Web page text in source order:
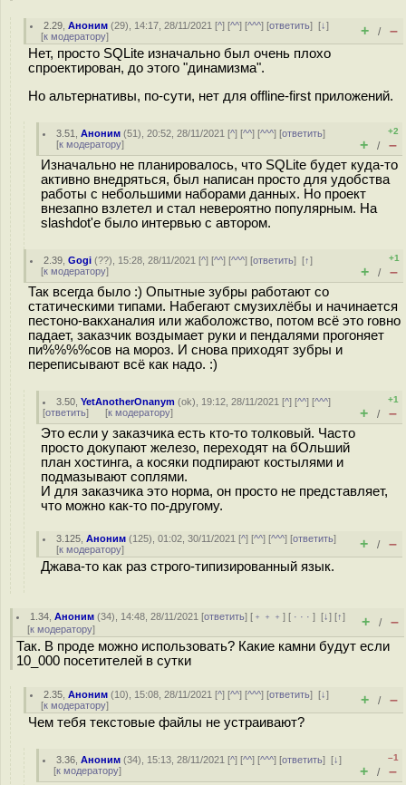
2.29 ,Аноним (29), 14:17, 28/11/2021 [^] [^^] [^^^] [ответить][↓]
[к модератору] + / –
Нет, просто SQLite изначально был очень плохо
спроектирован, до этого "динамизма".
Но альтернативы, по-сути, нет для offline-first приложений.
3.51 ,Аноним (51), 20:52, 28/11/2021 [^] [^^] [^^^] [ответить]
[к модератору]
+2
+ / –
Изначально не планировалось, что SQLite будет куда-то
активно внедряться, был написан просто для удобства
работы с небольшими наборами данных. Но проект
внезапно взлетел и стал невероятно популярным. На
slashdot'е было интервью с автором.
2.39 ,Gogi (??), 15:28, 28/11/2021 [^] [^^] [^^^] [ответить][↑]
[к модератору]
+1
+ / –
Так всегда было :) Опытные зубры работают со
статическими типами. Набегают смузихлёбы и начинается
пестоно-вакханалия или жаболожство, потом всё это rовно
падает, заказчик воздымает руки и пендалями прогоняет
пи%%%%сов на мороз. И снова приходят зубры и
переписывают всё как надо. :)
3.50 ,YetAnotherOnanym (ok), 19:12, 28/11/2021 [^] [^^] [^^^]
[ответить] [к модератору]
+1
+ / –
Это если у заказчика есть кто-то толковый. Часто
просто докупают железо, переходят на бОльший
план хостинга, а косяки подпирают костылями и
подмазывают соплями.
И для заказчика это норма, он просто не представляет,
что можно как-то по-другому.
3.125 ,Аноним (125), 01:02, 30/11/2021 [^] [^^] [^^^] [ответить]
[к модератору] + / –
Джава-то как раз строго-типизированный язык.
1.34 ,Аноним (34), 14:48, 28/11/2021 [ответить] [ ﹢﹢﹢] [ · · ·][↓] [↑]
[к модератору] + / –
Так. В проде можно использовать? Какие камни будут если
10_000 посетителей в сутки
2.35 ,Аноним (10), 15:08, 28/11/2021 [^] [^^] [^^^] [ответить][↓]
[к модератору] + / –
Чем тебя текстовые файлы не устраивают?
3.36 ,Аноним (34), 15:13, 28/11/2021 [^] [^^] [^^^] [ответить][↓]
[к модератору]
–1
+ / –